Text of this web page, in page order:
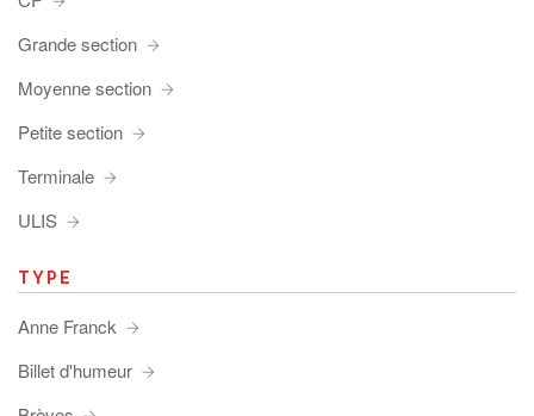
Grande section
Moyenne section
Petite section
Terminale
ULIS
TYPE
Anne Franck
Billet d'humeur